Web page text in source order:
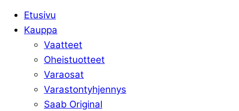
Etusivu
Kauppa
Vaatteet
Oheistuotteet
Varaosat
Varastontyhjennys
Saab Original